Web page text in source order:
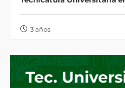
3 años